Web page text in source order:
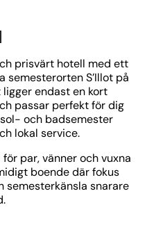
prisvärt hotell med ett
semesterorten S’Illot på
endast en kort
passar perfekt för dig
och badsemester
lokal service.
par, vänner och vuxna
boende där fokus
semesterkänsla snarare